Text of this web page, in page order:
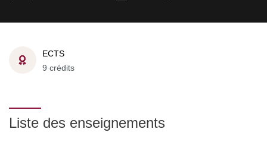
ECTS
9 crédits
Liste des enseignements